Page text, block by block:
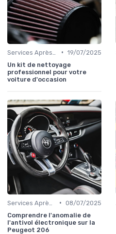
• 19/07/2025
Un kit de nettoyage
professionnel pour votre
voiture d'occasion
• 08/07/2025
Comprendre l'anomalie de
l'antivol électronique sur la
Peugeot 206